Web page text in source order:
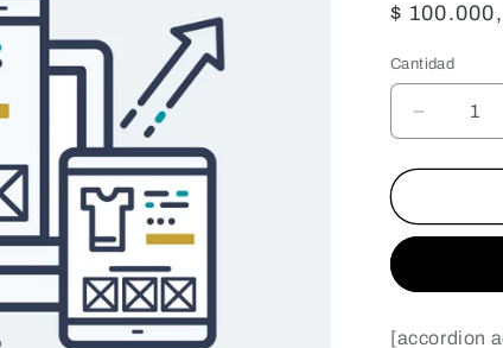
Precio
$
Cantidad
Cantidad
Reducir
cantidad
para
tu
[accordion